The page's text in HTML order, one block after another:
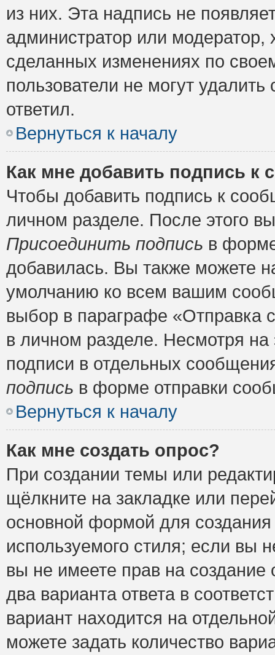
из них. Эта надпись не
администратор или модератор,
сделанных изменениях по
пользователи не могут
ответил.
Вернуться к началу
Как мне добавить подпись к
Чтобы добавить подпись к
личном разделе. После этого
Присоединить подпись в
добавилась. Вы также можете
умолчанию ко всем вашим
выбор в параграфе «Отправка
в личном разделе. Несмотря
подписи в отдельных
подпись в форме отправки
Вернуться к началу
Как мне создать опрос?
При создании темы или
щёлкните на закладке или
основной формой для
используемого стиля; если вы
вы не имеете прав на
два варианта ответа в
вариант находится на
можете задать количество